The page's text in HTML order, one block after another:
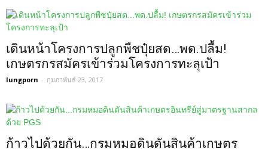
เดินหน้าโครงการปลูกพืชปุ๋ยสด…พด.ปลื้ม!
เกษตรกรสมัครเข้าร่วมโครงการทะลุเป้า
lungporn - กุมภาพันธ์ 23, 2017
ก้าวไปด้วยกัน…กรมหมอดินดันสินค้าเกษตร